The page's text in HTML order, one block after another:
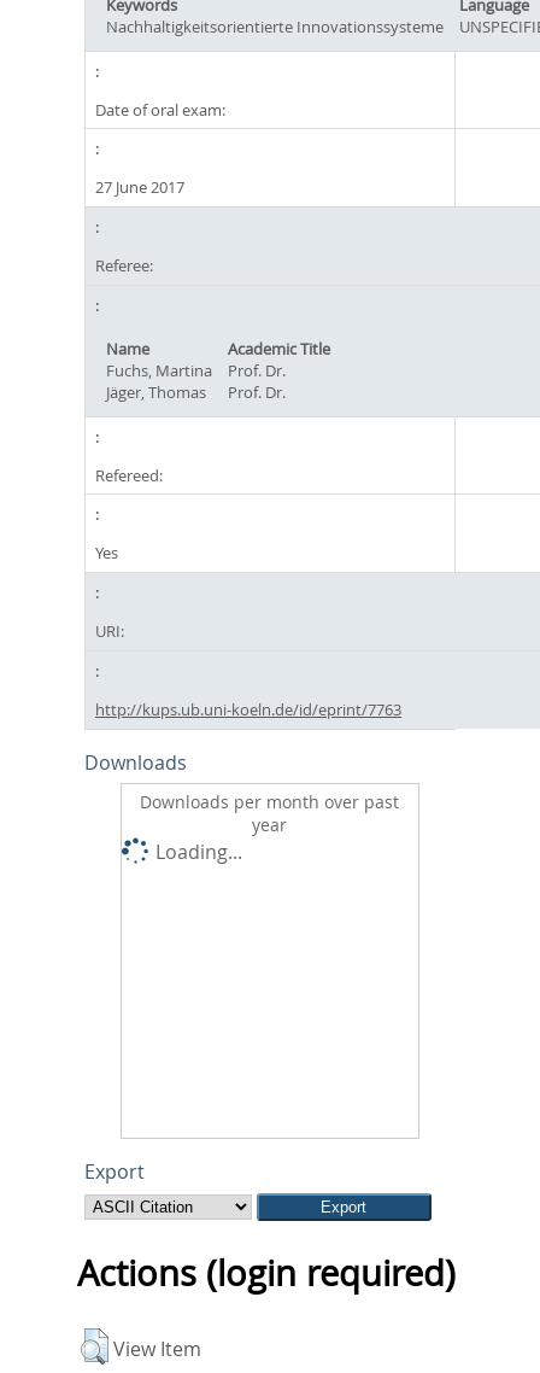
Keywords
Language
Nachhaltigkeitsorientierte Innovationssysteme
Date of oral exam:
27 June 2017
Referee:
Name
Academic Title
Fuchs, Martina
Prof. Dr.
Jäger, Thomas
Prof. Dr.
Refereed:
Yes
URI:
http://kups.ub.uni-koeln.de/id/eprint/7763
Downloads
Downloads per month over past
year
Loading...
Export
Actions (login required)
View Item